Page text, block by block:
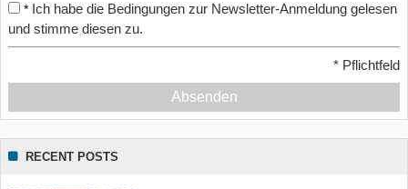
* Ich habe die Bedingungen zur Newsletter-Anmeldung gelesen
und stimme diesen zu.
* Pflichtfeld
Absenden
RECENT POSTS